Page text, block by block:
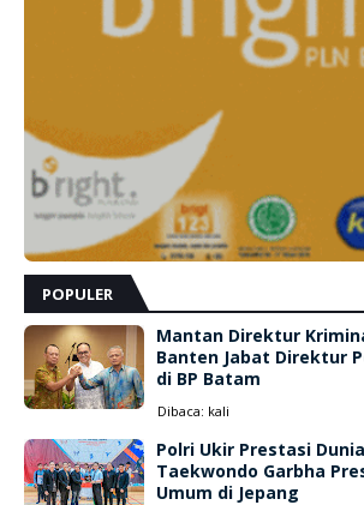
POPULER
Mantan Direktur
Banten Jabat Direktur
di BP Batam
Dibaca: kali
Polri Ukir Prestasi
Taekwondo Garbha
Umum di Jepang